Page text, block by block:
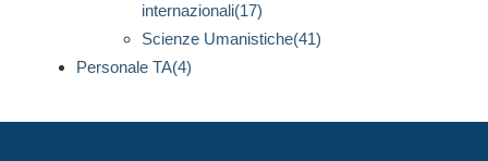
internazionali(17)
Scienze Umanistiche(41)
Personale TA(4)